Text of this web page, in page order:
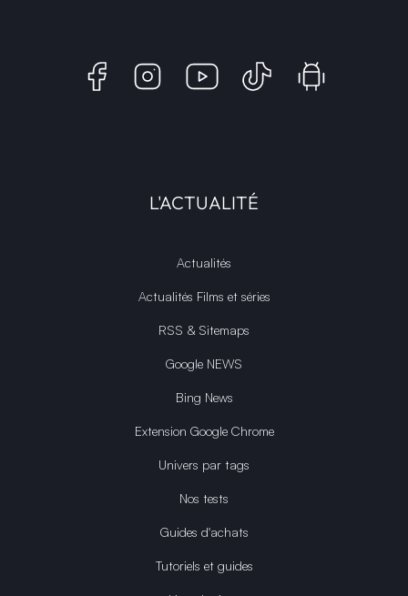
L'ACTUALITÉ
Actualités
Actualités Films et séries
RSS & Sitemaps
Google NEWS
Bing News
Extension Google Chrome
Univers par tags
Nos tests
Guides d'achats
Tutoriels et guides